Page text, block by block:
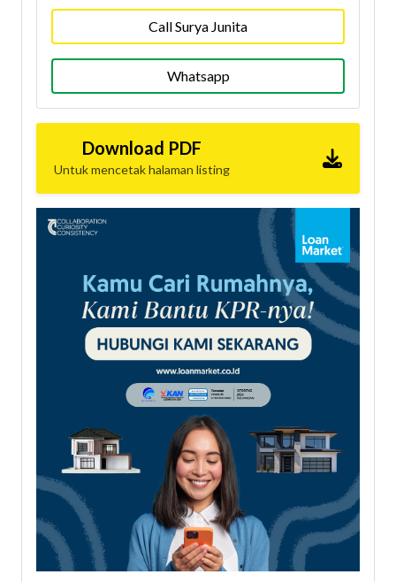
Call Surya Junita
Whatsapp
Download PDF
Untuk mencetak halaman listing